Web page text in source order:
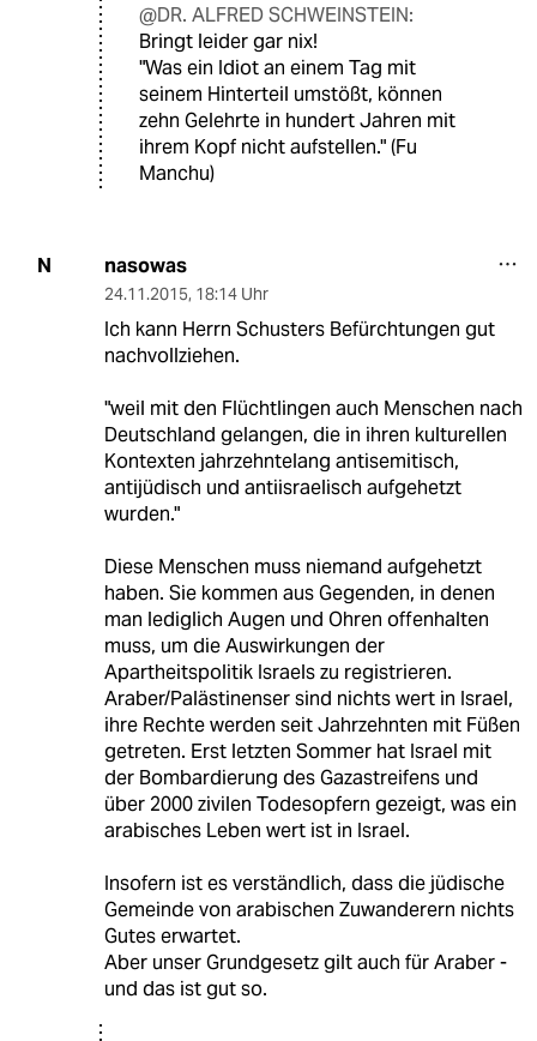
@DR. ALFRED SCHWEINSTEIN:
Bringt leider gar nix!
"Was ein Idiot an einem Tag mit
seinem Hinterteil umstößt, können
zehn Gelehrte in hundert Jahren mit
ihrem Kopf nicht aufstellen." (Fu
Manchu)
N nasowas
24.11.2015, 18:14 Uhr
Ich kann Herrn Schusters Befürchtungen gut
nachvollziehen.
"weil mit den Flüchtlingen auch Menschen nach
Deutschland gelangen, die in ihren kulturellen
Kontexten jahrzehntelang antisemitisch,
antijüdisch und antiisraelisch aufgehetzt
wurden."
Diese Menschen muss niemand aufgehetzt
haben. Sie kommen aus Gegenden, in denen
man lediglich Augen und Ohren offenhalten
muss, um die Auswirkungen der
Apartheitspolitik Israels zu registrieren.
Araber/Palästinenser sind nichts wert in Israel,
ihre Rechte werden seit Jahrzehnten mit Füßen
getreten. Erst letzten Sommer hat Israel mit
der Bombardierung des Gazastreifens und
über 2000 zivilen Todesopfern gezeigt, was ein
arabisches Leben wert ist in Israel.
Insofern ist es verständlich, dass die jüdische
Gemeinde von arabischen Zuwanderern nichts
Gutes erwartet.
Aber unser Grundgesetz gilt auch für Araber -
und das ist gut so.